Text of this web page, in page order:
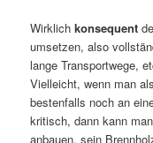
Wirklichkonsequent
umsetzen, also
lange Transportwege,
Vielleicht, wenn man
bestenfalls noch an
kritisch, dann kann
anbauen, sein